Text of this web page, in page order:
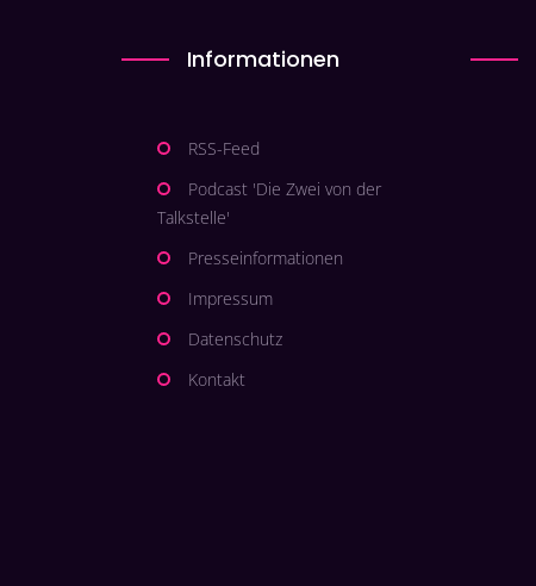
Informationen
RSS-Feed
Podcast 'Die Zwei von der
Talkstelle'
Presseinformationen
Impressum
Datenschutz
Kontakt